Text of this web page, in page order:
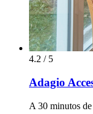
4.2 / 5
Adagio
A 30 minutos